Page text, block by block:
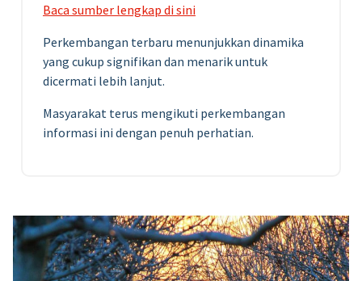
Baca sumber lengkap di sini
Perkembangan terbaru menunjukkan dinamika
yang cukup signifikan dan menarik untuk
dicermati lebih lanjut.
Masyarakat terus mengikuti perkembangan
informasi ini dengan penuh perhatian.